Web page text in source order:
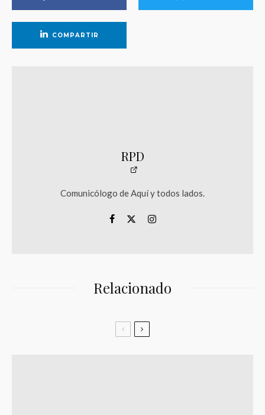
COMPARTIR
RPD
Comunicólogo de Aquí y todos lados.
Relacionado